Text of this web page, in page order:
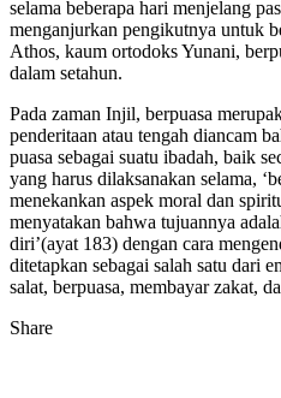
selama beberapa hari menjelang
menganjurkan pengikutnya untuk
Athos, kaum ortodoks Yunani,
dalam setahun.
Pada zaman Injil, berpuasa
penderitaan atau tengah diancam
puasa sebagai suatu ibadah, baik
yang harus dilaksanakan selama,
menekankan aspek moral dan
menyatakan bahwa tujuannya
diri’(ayat 183) dengan cara
ditetapkan sebagai salah satu dari
salat, berpuasa, membayar zakat,
Share